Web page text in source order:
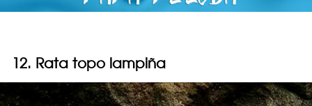
12. Rata topo lampiña